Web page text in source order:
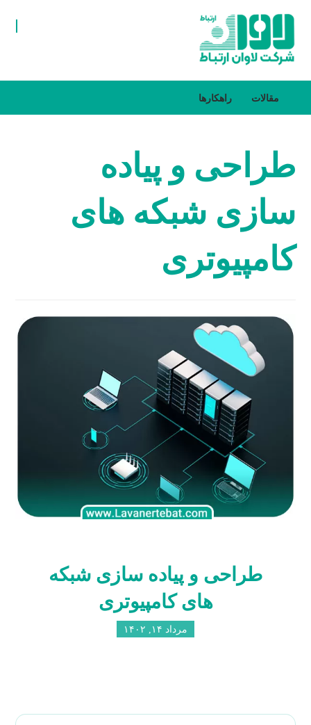
مقالات راهکارها
طراحی و پیاده
سازی شبکه های
کامپیوتری
طراحی و پیاده سازی شبکه
های کامپیوتری
مرداد ۱۴, ۱۴۰۲